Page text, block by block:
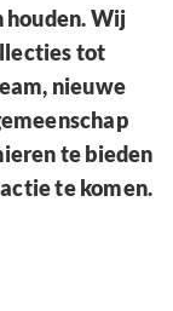
houden. Wij
tot
nieuwe
te bieden
te komen.